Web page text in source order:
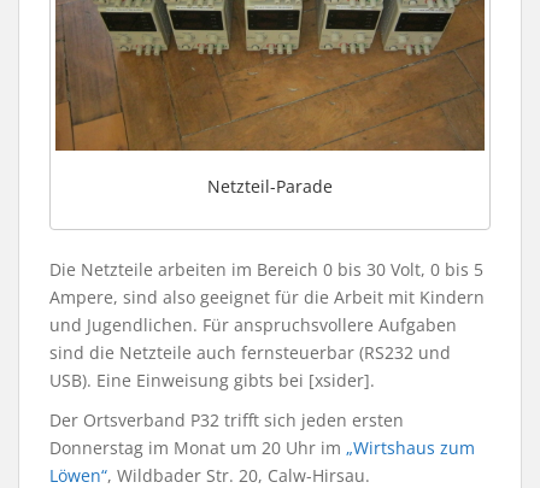
Netzteil-Parade
Die Netzteile arbeiten im Bereich 0 bis 30 Volt, 0 bis 5
Ampere, sind also geeignet für die Arbeit mit Kindern
und Jugendlichen. Für anspruchsvollere Aufgaben
sind die Netzteile auch fernsteuerbar (RS232 und
USB). Eine Einweisung gibts bei [xsider].
Der Ortsverband P32 trifft sich jeden ersten
Donnerstag im Monat um 20 Uhr im „Wirtshaus zum
Löwen“, Wildbader Str. 20, Calw-Hirsau.